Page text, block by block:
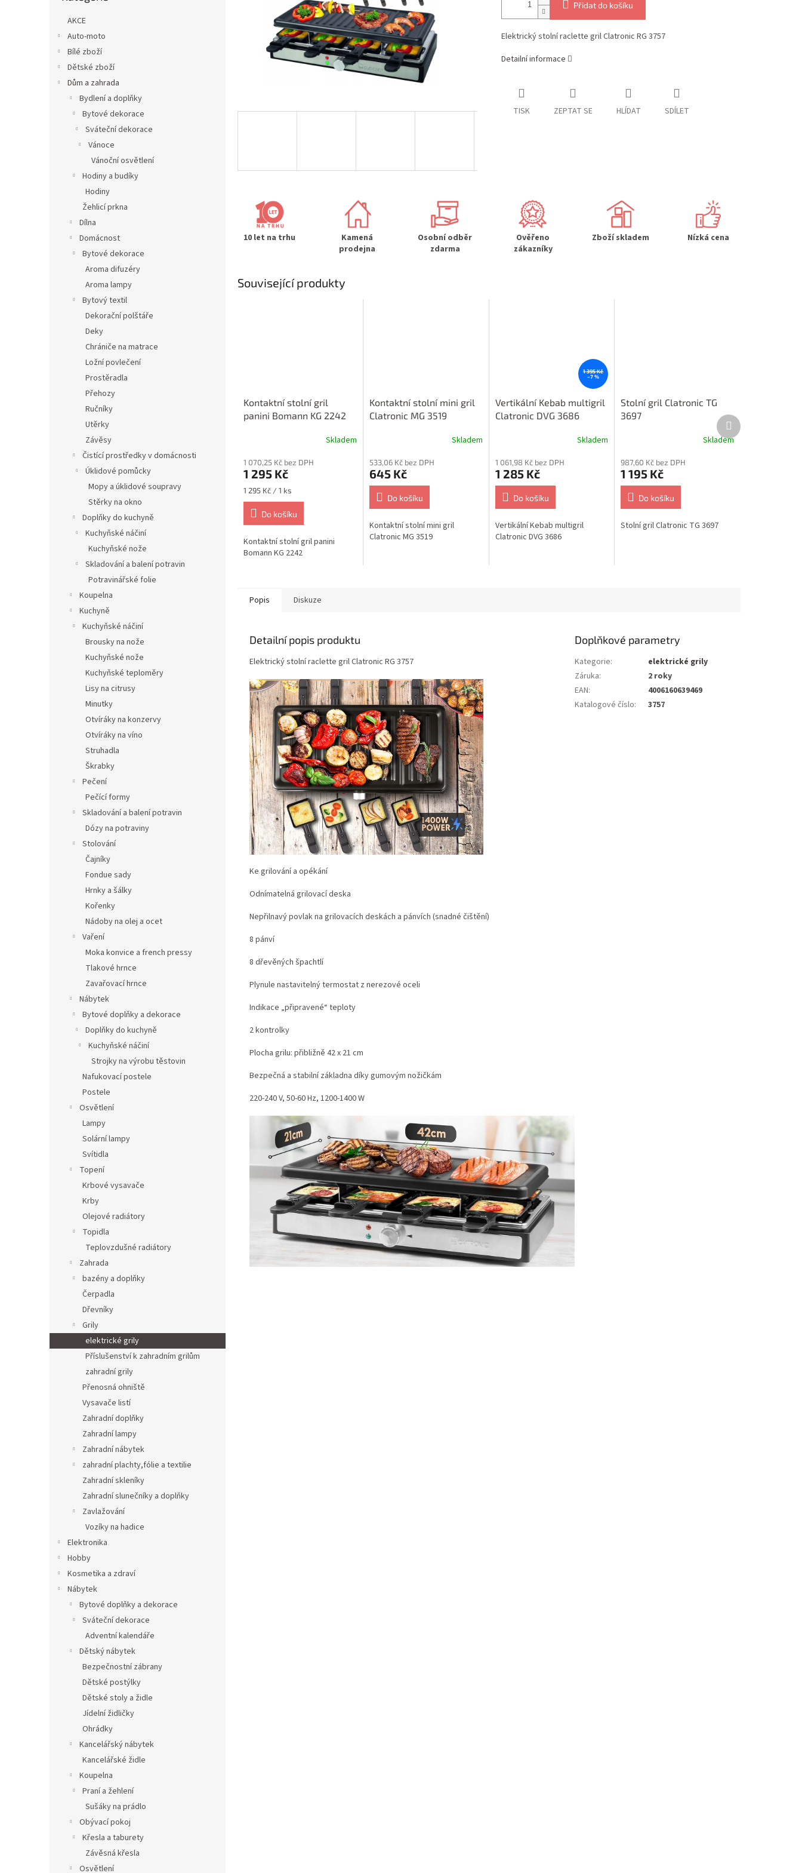
AKCE
Auto-moto
Bílé zboží
Dětské zboží
Dům a zahrada
Bydlení a doplňky
Bytové dekorace
Sváteční dekorace
Vánoce
Vánoční osvětlení
Hodiny a budíky
Hodiny
Žehlicí prkna
Dílna
Domácnost
Bytové dekorace
Aroma difuzéry
Aroma lampy
Bytový textil
Dekorační polštáře
Deky
Chrániče na matrace
Ložní povlečení
Prostěradla
Přehozy
Ručníky
Utěrky
Závěsy
Čistící prostředky v domácnosti
Úklidové pomůcky
Mopy a úklidové soupravy
Stěrky na okno
Doplňky do kuchyně
Kuchyňské náčiní
Kuchyňské nože
Skladování a balení potravin
Potravinářské folie
Koupelna
Kuchyně
Kuchyňské náčiní
Brousky na nože
Kuchyňské nože
Kuchyňské teploměry
Lisy na citrusy
Minutky
Otvíráky na konzervy
Otvíráky na víno
Struhadla
Škrabky
Pečení
Pečící formy
Skladování a balení potravin
Dózy na potraviny
Stolování
Čajníky
Fondue sady
Hrnky a šálky
Kořenky
Nádoby na olej a ocet
Vaření
Moka konvice a french pressy
Tlakové hrnce
Zavařovací hrnce
Nábytek
Bytové doplňky a dekorace
Doplňky do kuchyně
Kuchyňské náčiní
Strojky na výrobu těstovin
Nafukovací postele
Postele
Osvětlení
Lampy
Solární lampy
Svítidla
Topení
Krbové vysavače
Krby
Olejové radiátory
Topidla
Teplovzdušné radiátory
Zahrada
bazény a doplňky
Čerpadla
Dřevníky
Grily
elektrické grily
Příslušenství k zahradním grilům
zahradní grily
Přenosná ohniště
Vysavače listí
Zahradní doplňky
Zahradní lampy
Zahradní nábytek
zahradní plachty,fólie a textilie
Zahradní skleníky
Zahradní slunečníky a doplňky
Zavlažování
Vozíky na hadice
Elektronika
Hobby
Kosmetika a zdraví
Nábytek
Bytové doplňky a dekorace
Sváteční dekorace
Adventní kalendáře
Dětský nábytek
Bezpečnostní zábrany
Dětské postýlky
Dětské stoly a židle
Jídelní židličky
Ohrádky
Kancelářský nábytek
Kancelářské židle
Koupelna
Praní a žehlení
Sušáky na prádlo
Obývací pokoj
Křesla a taburety
Závěsná křesla
Osvětlení
Přidat do košíku
Elektrický stolní raclette gril Clatronic RG 3757
Detailní informace
TISK ZEPTAT SE HLÍDAT SDÍLET
10 let na trhu
Kamená
prodejna
Osobní odběr
zdarma
Ověřeno
zákazníky
Zboží skladem Nízká cena
Související produkty
Kontaktní stolní gril
panini Bomann KG 2242
Skladem
1 070,25 Kč bez DPH
1 295 Kč
Měrná
cena:
1 295 Kč / 1 ks
Do košíku
Kontaktní stolní gril panini
Bomann KG 2242
Kontaktní stolní mini gril
Clatronic MG 3519
Skladem
533,06 Kč bez DPH
645 Kč
Do košíku
Kontaktní stolní mini gril
Clatronic MG 3519
1 395 Kč
–7 %
Vertikální Kebab multigril
Clatronic DVG 3686
Skladem
1 061,98 Kč bez DPH
1 285 Kč
Do košíku
Vertikální Kebab multigril
Clatronic DVG 3686
Stolní gril Clatronic TG
3697
Skladem
987,60 Kč bez DPH
1 195 Kč
Do košíku
Stolní gril Clatronic TG 3697
Další
produkt
Popis Diskuze
Detailní popis produktu
Elektrický stolní raclette gril Clatronic RG 3757
Ke grilování a opékání
Odnímatelná grilovací deska
Nepřilnavý povlak na grilovacích deskách a pánvích (snadné čištění)
8 pánví
8 dřevěných špachtlí
Plynule nastavitelný termostat z nerezové oceli
Indikace „připravené“ teploty
2 kontrolky
Plocha grilu: přibližně 42 x 21 cm
Bezpečná a stabilní základna díky gumovým nožičkám
220-240 V, 50-60 Hz, 1200-1400 W
Doplňkové parametry
Kategorie:
elektrické grily
Záruka:
2 roky
EAN:
4006160639469
Katalogové číslo: 3757